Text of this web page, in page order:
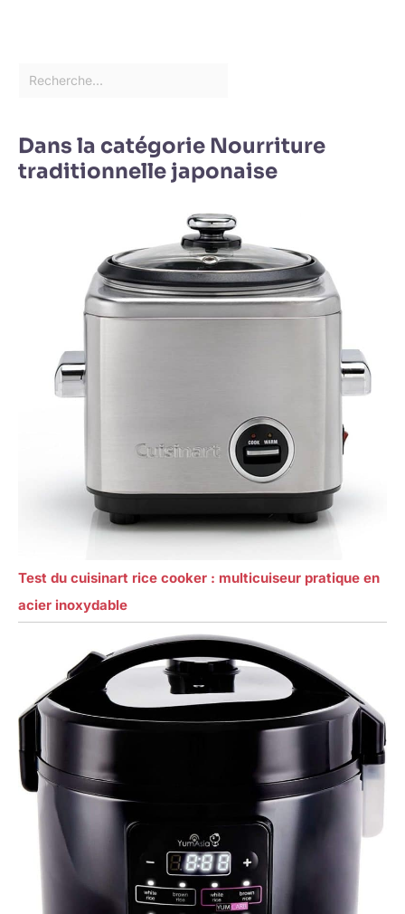
Dans la catégorie Nourriture
traditionnelle japonaise
Test du cuisinart rice cooker : multicuiseur pratique en
acier inoxydable